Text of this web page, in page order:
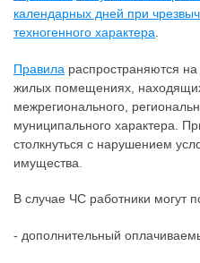
календарных дней при
техногенного характера
Правила распространяются
жилых помещениях,
межрегионального,
муниципального характера.
столкнуться с нарушением
имущества.
В случае ЧС работники могут
- дополнительный